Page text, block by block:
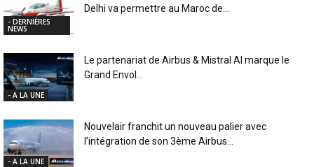
- DERNIÈRES
NEWS
Delhi va permettre au Maroc de...
- A LA UNE
Le partenariat de Airbus & Mistral AI marque le
Grand Envol...
- A LA UNE
Nouvelair franchit un nouveau palier avec
l’intégration de son 3ème Airbus...